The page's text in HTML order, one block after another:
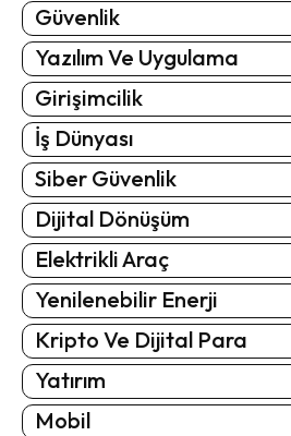
Güvenlik
Yazılım Ve Uygulama
Girişimcilik
İş Dünyası
Siber Güvenlik
Dijital Dönüşüm
Elektrikli Araç
Yenilenebilir Enerji
Kripto Ve Dijital Para
Yatırım
Mobil